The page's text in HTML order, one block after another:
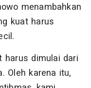
menambahkan
kuat harus
harus dimulai dari
Oleh karena itu,